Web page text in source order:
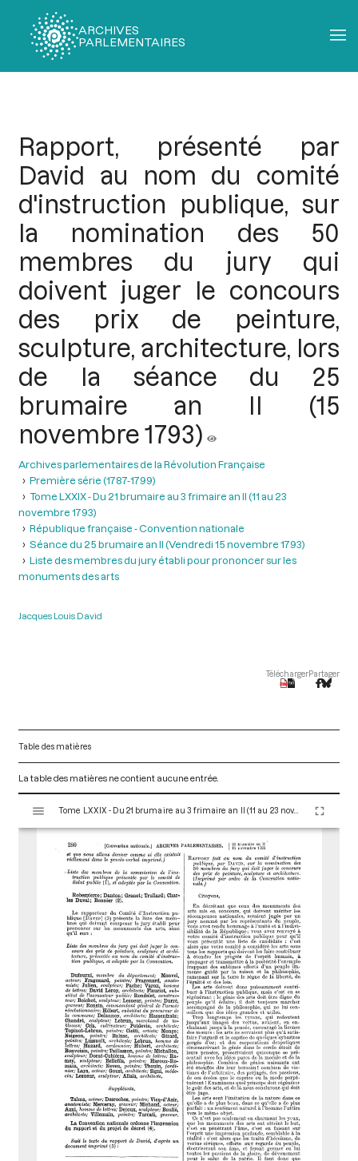
ARCHIVES
PARLEMENTAIRES
Rapport, présenté par
David au nom du comité
d'instruction publique, sur
la nomination des 50
membres du jury qui
doivent juger le concours
des prix de peinture,
sculpture, architecture, lors
de la séance du 25
brumaire an II (15
novembre 1793)
Archives parlementaires de la Révolution Française
Première série (1787-1799)
Tome LXXIX - Du 21 brumaire au 3 frimaire an II (11 au 23
novembre 1793)
République française - Convention nationale
Séance du 25 brumaire an II (Vendredi 15 novembre 1793)
Liste des membres du jury établi pour prononcer sur les
monuments des arts
Jacques Louis David
TéléchargerPartager
Table des matières
La table des matières ne contient aucune entrée.
s
Tome LXXIX - Du 21 brumaire au 3 frimaire an II (11 au 23 novembre 1793)